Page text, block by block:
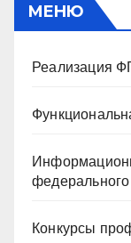
МЕНЮ
Реализация
федерального
Конкурсы